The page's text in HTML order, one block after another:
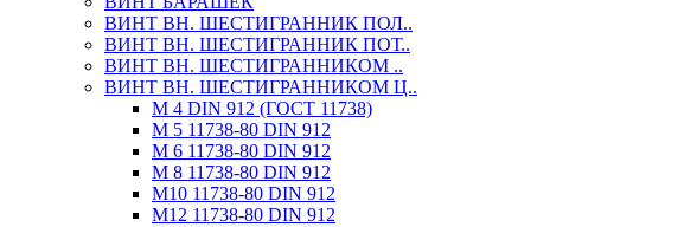
ВИНТ ВН. ШЕСТИГРАННИК ПОЛ..
ВИНТ ВН. ШЕСТИГРАННИК ПОТ..
ВИНТ ВН. ШЕСТИГРАННИКОМ ..
ВИНТ ВН. ШЕСТИГРАННИКОМ Ц..
М 4 DIN 912 (ГОСТ 11738)
М 5 11738-80 DIN 912
М 6 11738-80 DIN 912
М 8 11738-80 DIN 912
М10 11738-80 DIN 912
М12 11738-80 DIN 912